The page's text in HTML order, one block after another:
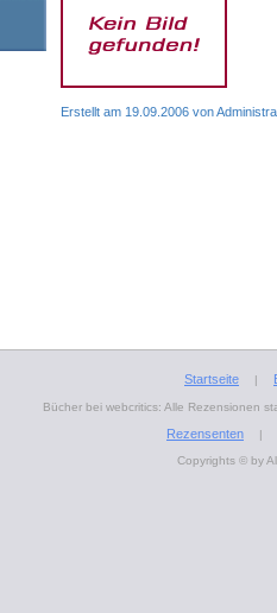
Erstellt am 19.09.2006 von
Startseite |
Bücher bei webcritics: Alle Rezensionen
Rezensenten
|
Copyrights © by